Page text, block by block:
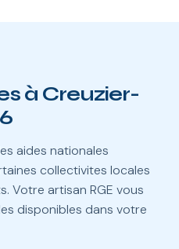
à Creuzier-
aides nationales
collectivites locales
Votre artisan RGE vous
disponibles dans votre